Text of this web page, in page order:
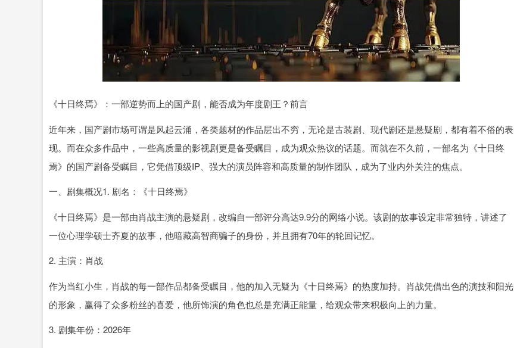
《十日终焉》：一部逆势而上的国产剧，能否成为年度剧王？前言
近年来，国产剧市场可谓是风起云涌，各类题材的作品层出不穷，无论是古装剧、现代剧还是悬疑剧，都有着不俗的表
现。而在众多作品中，一些高质量的影视剧更是备受瞩目，成为观众热议的话题。而就在不久前，一部名为《十日终
焉》的国产剧备受瞩目，它凭借顶级IP、强大的演员阵容和高质量的制作团队，成为了业内外关注的焦点。
一、剧集概况1. 剧名：《十日终焉》
《十日终焉》是一部由肖战主演的悬疑剧，改编自一部评分高达9.9分的网络小说。该剧的故事设定非常独特，讲述了
一位心理学硕士齐夏的故事，他暗藏高智商骗子的身份，并且拥有70年的轮回记忆。
2. 主演：肖战
作为当红小生，肖战的每一部作品都备受瞩目，他的加入无疑为《十日终焉》的热度加持。肖战凭借出色的演技和阳光
的形象，赢得了众多粉丝的喜爱，他所饰演的角色也总是充满正能量，给观众带来积极向上的力量。
3. 剧集年份：2026年